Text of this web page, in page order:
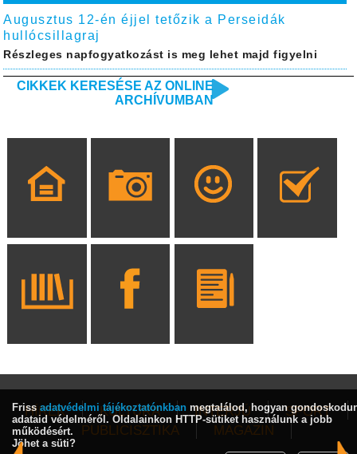
Augusztus 12-én éjjel tetőzik a Perseidák
hullócsillagraj
Részleges napfogyatkozást is meg lehet majd figyelni
CIKKEK KERESÉSE AZ ONLINE
ARCHÍVUMBAN
HÍREK KULTÚRA INTERJÚ
SPORT
PUBLICISZTIKA
MAGAZIN
Friss adatvédelmi tájékoztatónkban megtalálod, hogyan
adataid védelméről. Oldalainkon HTTP-sütiket használunk a jobb
működésért.
Jöhet a süti?